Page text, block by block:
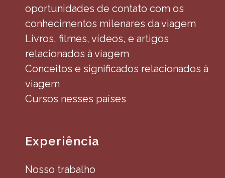
oportunidades de contato com os
conhecimentos milenares da viagem
Livros, filmes, vídeos, e artigos
relacionados à viagem
Conceitos e significados relacionados à
viagem
Cursos nesses países
Experiência
Nosso trabalho